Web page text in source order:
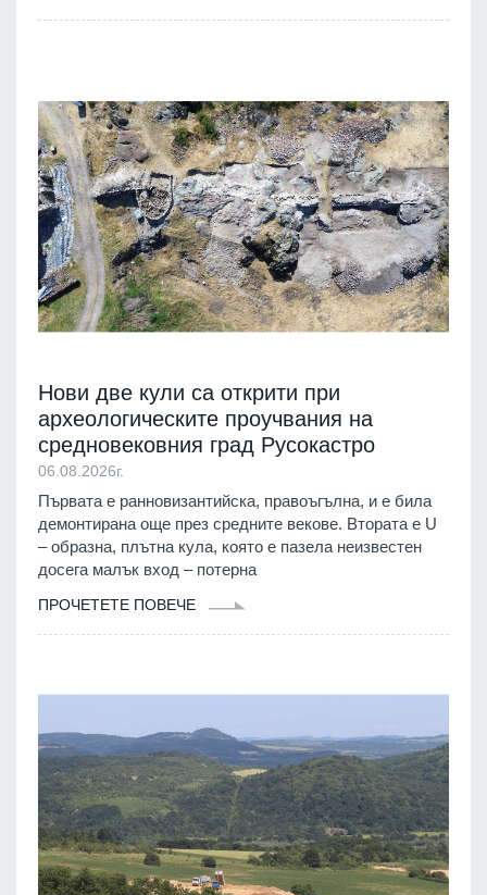
Нови две кули са открити при
археологическите проучвания на
средновековния град Русокастро
06.08.2026г.
Първата е ранновизантийска, правоъгълна, и е била
демонтирана още през средните векове. Втората е U
– образна, плътна кула, която е пазела неизвестен
досега малък вход – потерна
ПРОЧЕТЕТЕ ПОВЕЧЕ